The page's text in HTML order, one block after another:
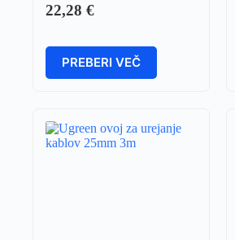
22,28 €
PREBERI VEČ